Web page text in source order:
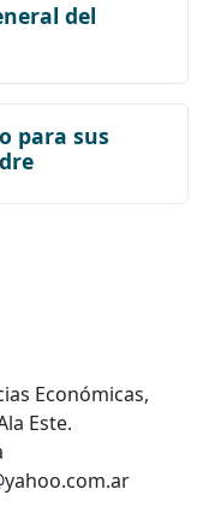
del
para sus
Económicas,
Este.